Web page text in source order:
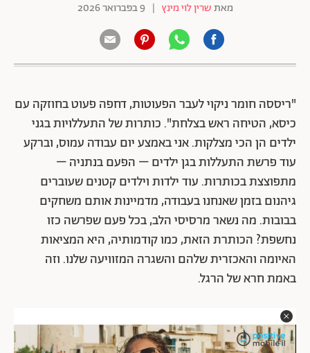
מאתשרין לוי מינץ | 9 בפברואר 2026
"ריססה חומר ניקוי לעבר הפעוטות, דחפה פעוט בחוזקה עם
כיסא, הטיחה ראש בצלחת". כותרות של התעללויות בגני
ילדים הן הכי מצלקות. אני באמצע יום עבודה עמוס, וברקע
עוד פרשת התעללות בגן ילדים – הפעם בנתניה –
מתפוצצת בכותרות. עוד ילדות וילדים קטנים שעוברים
גיהנום בזמן שאנחנו בעבודה, מדמיינות אותם משחקים
בבובות. מה נשאר מרסיסי הלב, בכל פעם שפרשה כזו
נחשפת? הכותרת הזאת, כמו קודמותיה, היא המציאות
האיומה והאכזרית שלהם והשגרה המזוויעה שלנו. וזה
באמת חרא של הרגל.